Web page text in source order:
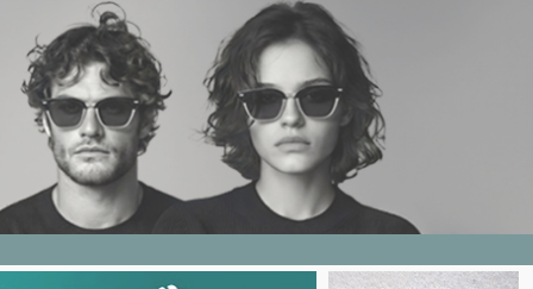
E DERGI WEB TV BIZE YAZIN